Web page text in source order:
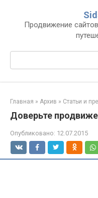
контентуПродвижение
Главная » Архив » Статьи и
Доверьте
Опубликовано: 12.07.2015